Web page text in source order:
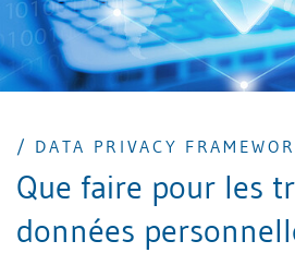
/ DATA PRIVACY
Que faire pour les
données